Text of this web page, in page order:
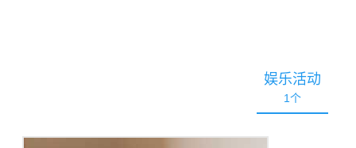
娱乐活动
1个